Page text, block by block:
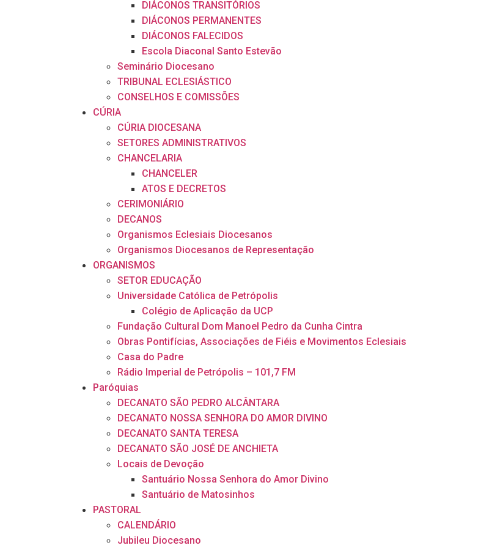
DIÁCONOS TRANSITÓRIOS
DIÁCONOS PERMANENTES
DIÁCONOS FALECIDOS
Escola Diaconal Santo Estevão
Seminário Diocesano
TRIBUNAL ECLESIÁSTICO
CONSELHOS E COMISSÕES
CÚRIA
CÚRIA DIOCESANA
SETORES ADMINISTRATIVOS
CHANCELARIA
CHANCELER
ATOS E DECRETOS
CERIMONIÁRIO
DECANOS
Organismos Eclesiais Diocesanos
Organismos Diocesanos de Representação
ORGANISMOS
SETOR EDUCAÇÃO
Universidade Católica de Petrópolis
Colégio de Aplicação da UCP
Fundação Cultural Dom Manoel Pedro da Cunha Cintra
Obras Pontifícias, Associações de Fiéis e Movimentos Eclesiais
Casa do Padre
Rádio Imperial de Petrópolis – 101,7 FM
Paróquias
DECANATO SÃO PEDRO ALCÂNTARA
DECANATO NOSSA SENHORA DO AMOR DIVINO
DECANATO SANTA TERESA
DECANATO SÃO JOSÉ DE ANCHIETA
Locais de Devoção
Santuário Nossa Senhora do Amor Divino
Santuário de Matosinhos
PASTORAL
CALENDÁRIO
Jubileu Diocesano